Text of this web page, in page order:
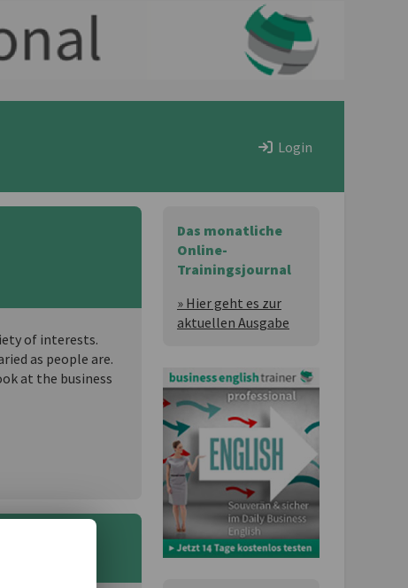
Login
Das monatliche
Online-
Trainingsjournal
» Hier geht es zur
aktuellen Ausgabe
of interests.
as people are.
at the business